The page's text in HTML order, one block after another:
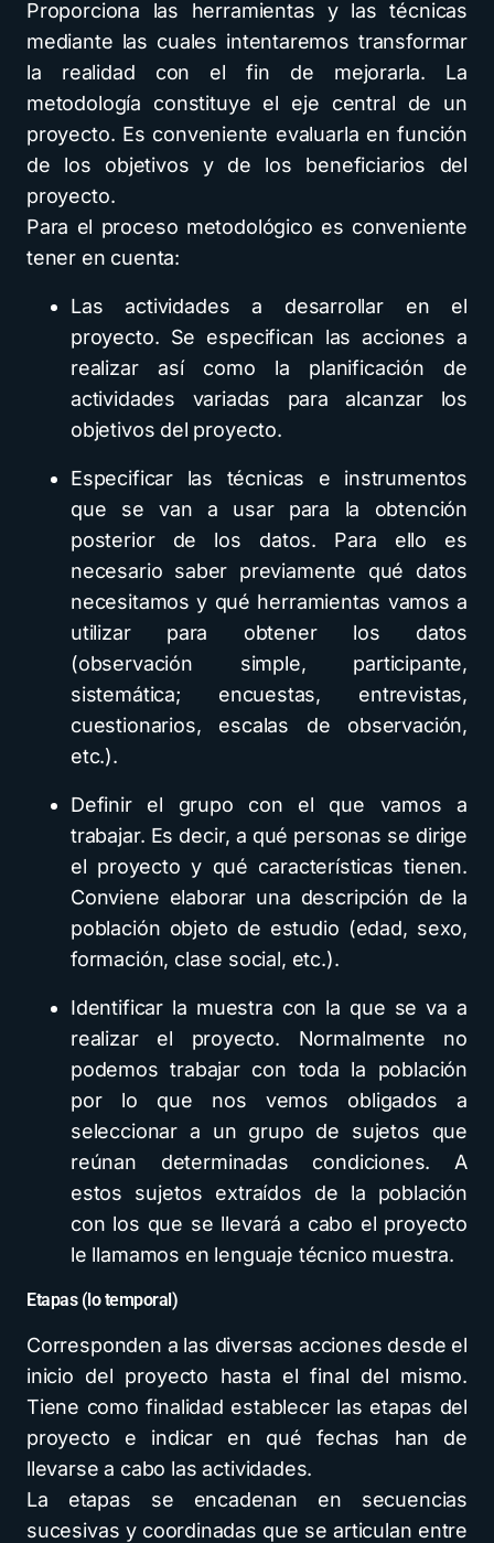
Proporciona las herramientas y las técnicas
mediante las cuales intentaremos transformar
la realidad con el fin de mejorarla. La
metodología constituye el eje central de un
proyecto. Es conveniente evaluarla en función
de los objetivos y de los beneficiarios del
proyecto.
Para el proceso metodológico es conveniente
tener en cuenta:
Las actividades a desarrollar en el
proyecto. Se especifican las acciones a
realizar así como la planificación de
actividades variadas para alcanzar los
objetivos del proyecto.
Especificar las técnicas e instrumentos
que se van a usar para la obtención
posterior de los datos. Para ello es
necesario saber previamente qué datos
necesitamos y qué herramientas vamos a
utilizar para obtener los datos
(observación simple, participante,
sistemática; encuestas, entrevistas,
cuestionarios, escalas de observación,
etc.).
Definir el grupo con el que vamos a
trabajar. Es decir, a qué personas se dirige
el proyecto y qué características tienen.
Conviene elaborar una descripción de la
población objeto de estudio (edad, sexo,
formación, clase social, etc.).
Identificar la muestra con la que se va a
realizar el proyecto. Normalmente no
podemos trabajar con toda la población
por lo que nos vemos obligados a
seleccionar a un grupo de sujetos que
reúnan determinadas condiciones. A
estos sujetos extraídos de la población
con los que se llevará a cabo el proyecto
le llamamos en lenguaje técnico muestra.
Etapas (lo temporal)
Corresponden a las diversas acciones desde el
inicio del proyecto hasta el final del mismo.
Tiene como finalidad establecer las etapas del
proyecto e indicar en qué fechas han de
llevarse a cabo las actividades.
La etapas se encadenan en secuencias
sucesivas y coordinadas que se articulan entre